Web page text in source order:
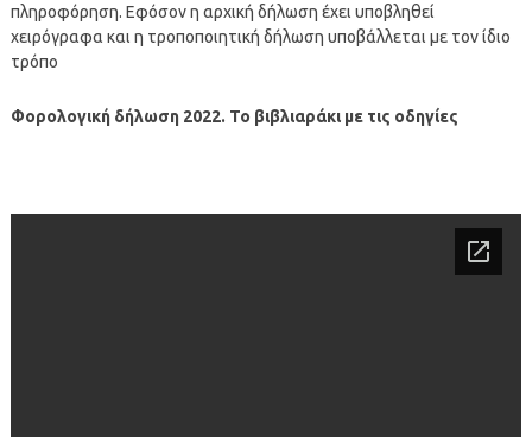
πληροφόρηση. Εφόσον η αρχική δήλωση έχει υποβληθεί
χειρόγραφα και η τροποποιητική δήλωση υποβάλλεται με τον ίδιο
τρόπο
Φορολογική δήλωση 2022. Το βιβλιαράκι με τις οδηγίες